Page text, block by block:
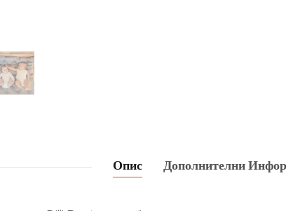
Опис Дополнителни